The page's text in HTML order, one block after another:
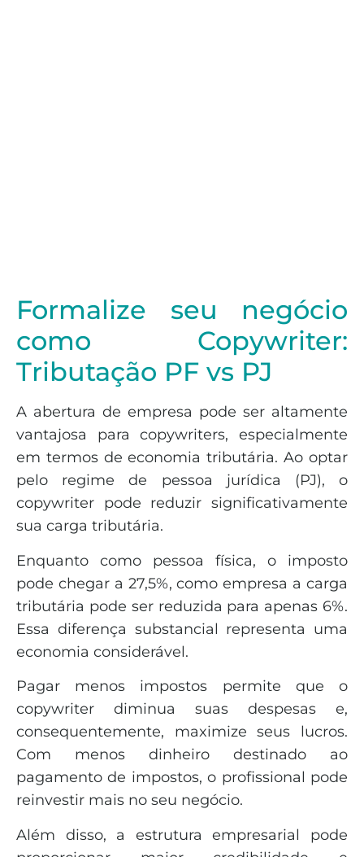
Formalize seu negócio
como Copywriter:
Tributação PF vs PJ
A abertura de empresa pode ser altamente
vantajosa para copywriters, especialmente
em termos de economia tributária. Ao optar
pelo regime de pessoa jurídica (PJ), o
copywriter pode reduzir significativamente
sua carga tributária.
Enquanto como pessoa física, o imposto
pode chegar a 27,5%, como empresa a carga
tributária pode ser reduzida para apenas 6%.
Essa diferença substancial representa uma
economia considerável.
Pagar menos impostos permite que o
copywriter diminua suas despesas e,
consequentemente, maximize seus lucros.
Com menos dinheiro destinado ao
pagamento de impostos, o profissional pode
reinvestir mais no seu negócio.
Além disso, a estrutura empresarial pode